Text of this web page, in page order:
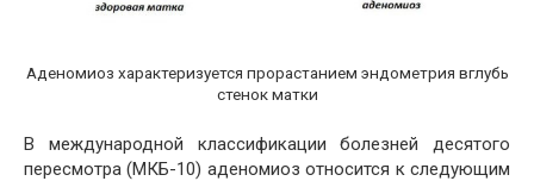
Аденомиоз характеризуется прорастанием эндометрия вглубь
стенок матки
В международной классификации болезней десятого
пересмотра (МКБ-10) аденомиоз относится к следующим